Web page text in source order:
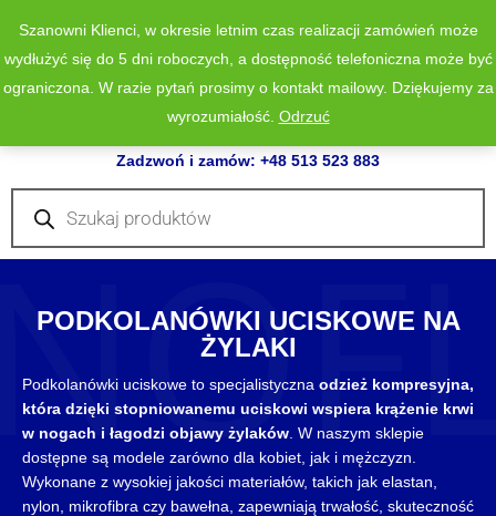
Zadzwoń i zamów: +48 513 523 883
Wyszukiwarka
produktów
PODKOLANÓWKI UCISKOWE NA
ŻYLAKI
Podkolanówki uciskowe to specjalistyczna odzież kompresyjna,
która dzięki stopniowanemu uciskowi wspiera krążenie krwi
w nogach i łagodzi objawy żylaków . W naszym sklepie
dostępne są modele zarówno dla kobiet, jak i mężczyzn.
Wykonane z wysokiej jakości materiałów, takich jak elastan,
nylon, mikrofibra czy bawełna, zapewniają trwałość, skuteczność
Szanowni Klienci, w okresie letnim czas realizacji zamówień może
wydłużyć się do 5 dni roboczych, a dostępność telefoniczna może być
ograniczona. W razie pytań prosimy o kontakt mailowy. Dziękujemy za
wyrozumiałość. Odrzuć